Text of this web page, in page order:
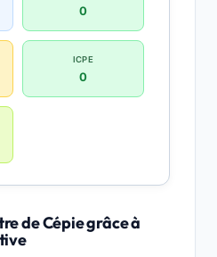
0
ICPE
0
de Cépie grâce à